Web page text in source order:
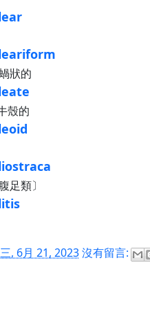
狀的
殼的
足類〕
, 6月 21, 2023沒有留言: